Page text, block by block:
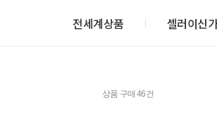
전세계상품 셀러이신
상품 구매 46건